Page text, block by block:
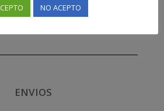
ENVIOS
NO ACEPTO